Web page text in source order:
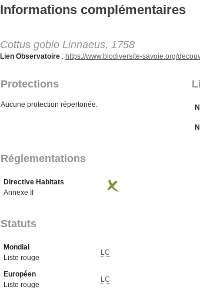
Informations complémentaires
Cottus gobio Linnaeus, 1758
Lien Observatoire : https://www.biodiversite-savoie.org/
Protections
Aucune protection répertoriée.
Réglementations
Directive Habitats
Annexe II
Statuts
Mondial
Liste rouge
LC
Européen
Liste rouge
LC